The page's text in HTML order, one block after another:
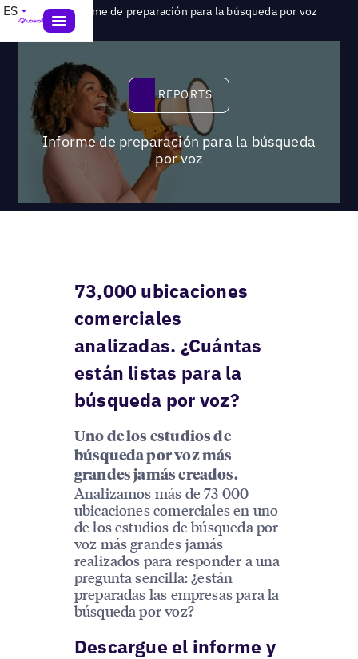
ES Reports>Informe de preparación para la búsqueda por voz
Reports
REPORTS
Informe de preparación para la búsqueda
por voz
73,000 ubicaciones
comerciales
analizadas. ¿Cuántas
están listas para la
búsqueda por voz?
Uno de los estudios de
búsqueda por voz más
grandes jamás creados.
Analizamos más de 73 000
ubicaciones comerciales en uno
de los estudios de búsqueda por
voz más grandes jamás
realizados para responder a una
pregunta sencilla: ¿están
preparadas las empresas para la
búsqueda por voz?
Descargue el informe y